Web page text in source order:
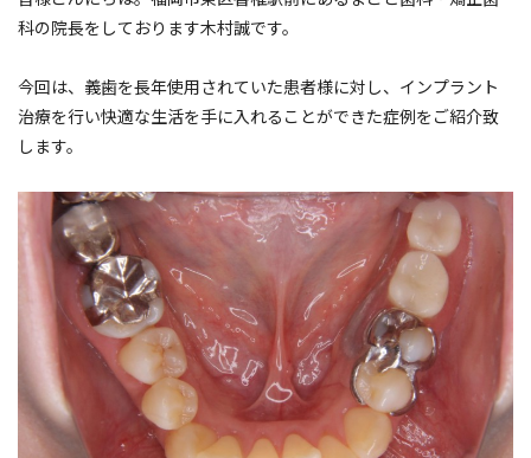
科の院長をしております木村誠です。
今回は、義歯を長年使用されていた患者様に対し、インプラント
治療を行い快適な生活を手に入れることができた症例をご紹介致
します。